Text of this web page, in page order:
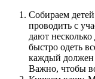
Собираем
проводить с
дают
быстро одеть
каждый
Важно, чтобы